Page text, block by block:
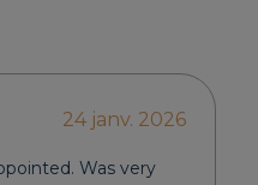
24 janv. 2026
Was very